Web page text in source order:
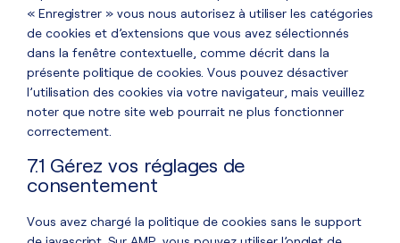
« Enregistrer » vous nous autorisez à utiliser les catégories
de cookies et d’extensions que vous avez sélectionnés
dans la fenêtre contextuelle, comme décrit dans la
présente politique de cookies. Vous pouvez désactiver
l’utilisation des cookies via votre navigateur, mais veuillez
noter que notre site web pourrait ne plus fonctionner
correctement.
7.1 Gérez vos réglages de
consentement
Vous avez chargé la politique de cookies sans le support